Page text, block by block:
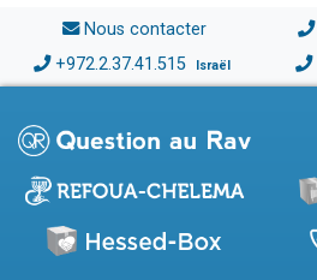
Nous contacter
+972.2.37.41.515 Israël